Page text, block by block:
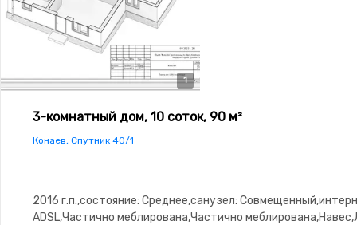
1
3-комнатный дом, 10 соток, 90 м²
Конаев, Спутник 40/1
2016 г.п.,состояние: Среднее,санузел:
ADSL,Частично меблирована,Частично